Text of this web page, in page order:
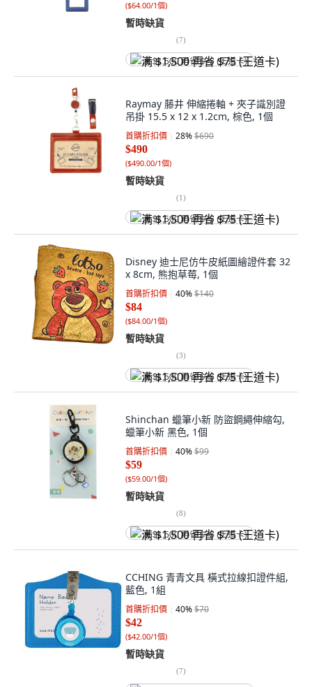
($64.00/1個)
暫時缺貨
(7)
满 $1,500 再省 $75 (王道卡)
Raymay 藤井 伸縮捲軸 + 夾子識別證
吊掛 15.5 x 12 x 1.2cm, 棕色, 1個
首購折扣價 28%$690
$490
($490.00/1個)
暫時缺貨
(1)
满 $1,500 再省 $75 (王道卡)
Disney 迪士尼仿牛皮紙圖繪證件套 32
x 8cm, 熊抱草莓, 1個
首購折扣價 40%$140
$84
($84.00/1個)
暫時缺貨
(3)
满 $1,500 再省 $75 (王道卡)
Shinchan 蠟筆小新 防盜鋼繩伸縮勾,
蠟筆小新 黑色, 1個
首購折扣價 40%$99
$59
($59.00/1個)
暫時缺貨
(8)
满 $1,500 再省 $75 (王道卡)
CCHING 青青文具 橫式拉線扣證件組,
藍色, 1組
首購折扣價 40%$70
$42
($42.00/1個)
暫時缺貨
(7)